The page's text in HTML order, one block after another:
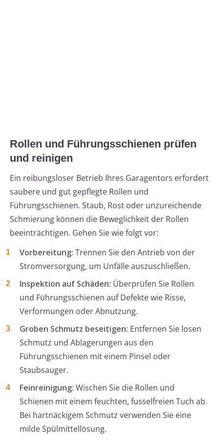
Rollen und Führungsschienen prüfen
und reinigen
Ein reibungsloser Betrieb Ihres Garagentors erfordert
saubere und gut gepflegte Rollen und
Führungsschienen. Staub, Rost oder unzureichende
Schmierung können die Beweglichkeit der Rollen
beeinträchtigen. Gehen Sie wie folgt vor:
Vorbereitung: Trennen Sie den Antrieb von der
Stromversorgung, um Unfälle auszuschließen.
Inspektion auf Schäden: Überprüfen Sie Rollen
und Führungsschienen auf Defekte wie Risse,
Verformungen oder Abnutzung.
Groben Schmutz beseitigen: Entfernen Sie losen
Schmutz und Ablagerungen aus den
Führungsschienen mit einem Pinsel oder
Staubsauger.
Feinreinigung: Wischen Sie die Rollen und
Schienen mit einem feuchten, fusselfreien Tuch ab.
Bei hartnäckigem Schmutz verwenden Sie eine
milde Spülmittellösung.